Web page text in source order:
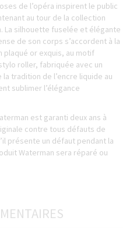
de l’opéra inspirent le public
au tour de la collection
La silhouette fuselée et élégante
de son corps s’accordent à la
plaqué or exquis, au motif
roller, fabriquée avec un
tradition de l’encre liquide au
sublimer l’élégance
est garanti deux ans à
contre tous défauts de
présente un défaut pendant la
Waterman sera réparé ou